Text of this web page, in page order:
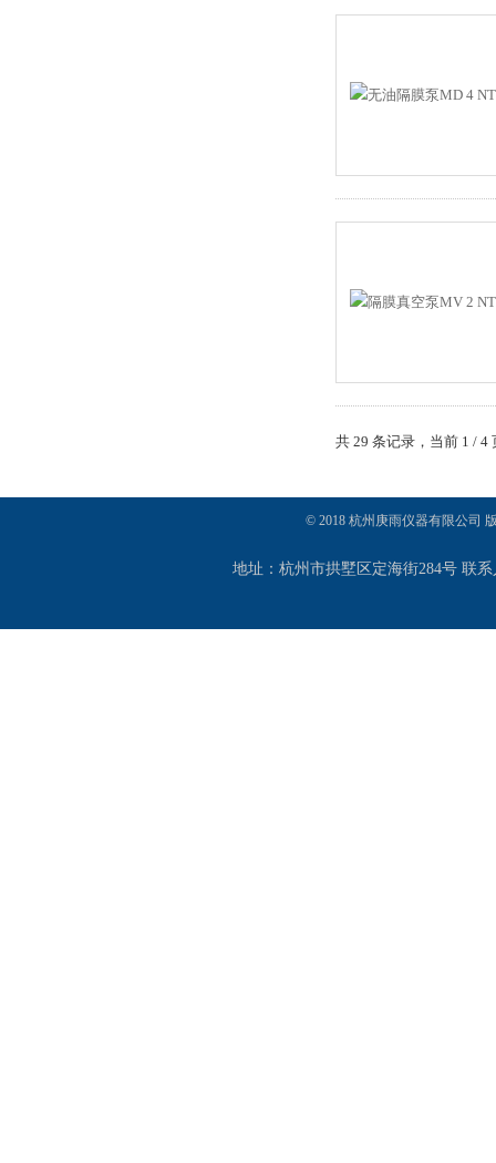
共 29 条记录，当前 1 /
© 2018 杭州庚雨仪器有限公司
地址：杭州市拱墅区定海街284号 联